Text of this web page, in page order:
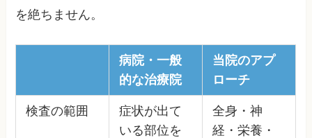
を絶ちません。
病院・一般
的な治療院
当院のアプ
ローチ
検査の範囲
症状が出て
いる部位を
全身・神
経・栄養・